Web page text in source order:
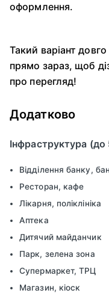
оформлення.
Такий варіант
прямо зараз, щоб
про перегляд!
Додатково
Інфраструктура
Відділення банку,
Ресторан, кафе
Лікарня, поліклініка
Аптека
Дитячий майданчик
Парк, зелена зона
Супермаркет, ТРЦ
Магазин, кіоск